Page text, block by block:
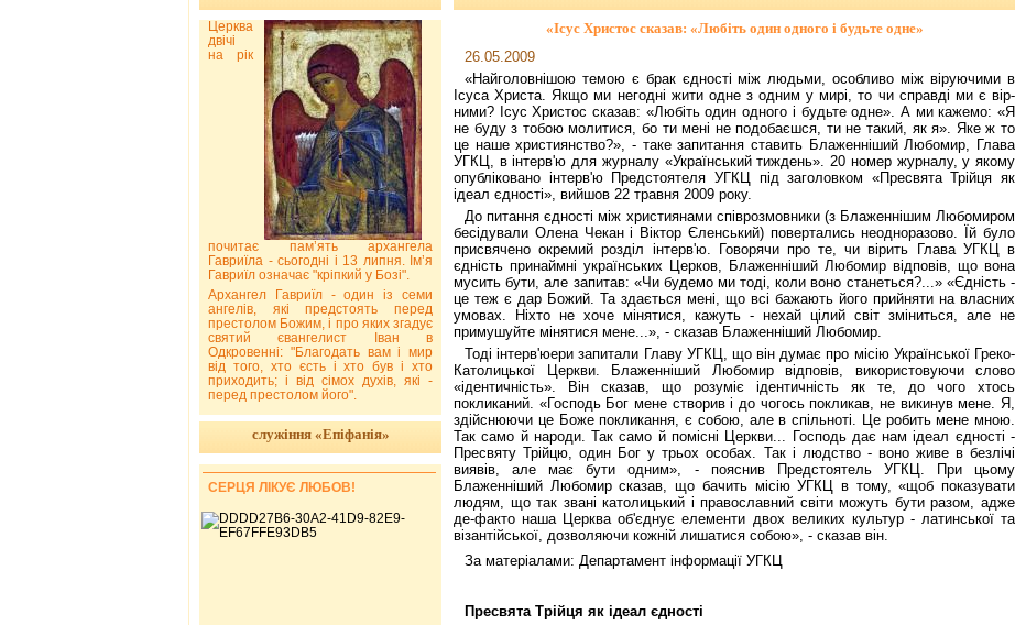
«Ісус Христос сказав: «Любіть один одного і будьте одне»
26.05.2009
«Найголовнішою темою є брак єдності між людьми, особливо між віруючими в
Ісуса Христа. Якщо ми негодні жити одне з одним у мирі, то чи справді ми є вір­
ними? Ісус Христос сказав: «Любіть один одного і будьте одне». А ми кажемо: «Я
не буду з тобою молитися, бо ти мені не подобаєшся, ти не такий, як я». Яке ж то
це наше християнство?», - таке запитання ставить Блаженніший Любомир, Глава
УГКЦ, в інтерв'ю для журналу «Український тиждень». 20 номер журналу, у якому
опубліковано інтерв'ю Предстоятеля УГКЦ під заголовком «Пресвята Трійця як
ідеал єдності», вийшов 22 травня 2009 року.
До питання єдності між християнами співрозмовники (з Блаженнішим Любомиром
бесідували Олена Чекан і Віктор Єленський) повертались неодноразово. Їй було
присвячено окремий розділ інтерв'ю. Говорячи про те, чи вірить Глава УГКЦ в
єдність принаймні українських Церков, Блаженніший Любомир відповів, що вона
мусить бути, але запитав: «Чи будемо ми тоді, коли воно станеться?...» «Єдність -
це теж є дар Божий. Та здається мені, що всі бажають його прийняти на власних
умовах. Ніхто не хоче мінятися, кажуть - нехай цілий світ зміниться, але не
примушуйте мінятися мене...», - сказав Блаженніший Любомир.
Тоді інтерв'юери запитали Главу УГКЦ, що він думає про місію Української Греко-
Католицької Церкви. Блаженніший Любомир відповів, використовуючи слово
«ідентичність». Він сказав, що розуміє ідентичність як те, до чого хтось
покликаний. «Господь Бог мене створив і до чогось покликав, не викинув мене. Я,
здійснюючи це Боже покликання, є собою, але в спільноті. Це робить мене мною.
Так само й народи. Так само й помісні Церкви... Господь дає нам ідеал єдності -
Пресвяту Трійцю, один Бог у трьох особах. Так і людство - воно живе в безлічі
виявів, але має бути одним», - пояснив Предстоятель УГКЦ. При цьому
Блаженніший Любомир сказав, що бачить місію УГКЦ в тому, «щоб показувати
людям, що так звані католицький і православний світи можуть бути разом, адже
де-факто наша Церква об'єднує елементи двох великих культур - латинської та
візантійської, дозволяючи кожній лишатися собою», - сказав він.
За матеріалами: Департамент інформації УГКЦ
Пресвята Трійця як ідеал єдності
Церква
двічі
на рік
почитає пам’ять архангела
Гавриїла - сьогодні і 13 липня. Ім’я
Гавриїл означає "кріпкий у Бозі".
Архангел Гавриїл - один із семи
ангелів, які предстоять перед
престолом Божим, і про яких згадує
святий євангелист Іван в
Одкровенні: "Благодать вам і мир
від того, хто єсть і хто був і хто
приходить; і від сімох духів, які -
перед престолом його".
служіння «Епіфанія»
СЕРЦЯ ЛІКУЄ ЛЮБОВ!